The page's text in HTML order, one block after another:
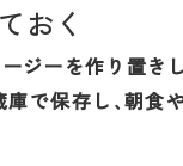
おく
ジーを作り置き
で保存し、朝食